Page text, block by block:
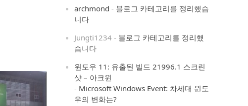
archmond - 블로그 카테고리를 정리했습
니다
Jungti1234 - 블로그 카테고리를 정리했
습니다
윈도우 11: 유출된 빌드 21996.1 스크린
샷 – 아크윈
- Microsoft Windows Event: 차세대 윈도
우의 변화는?